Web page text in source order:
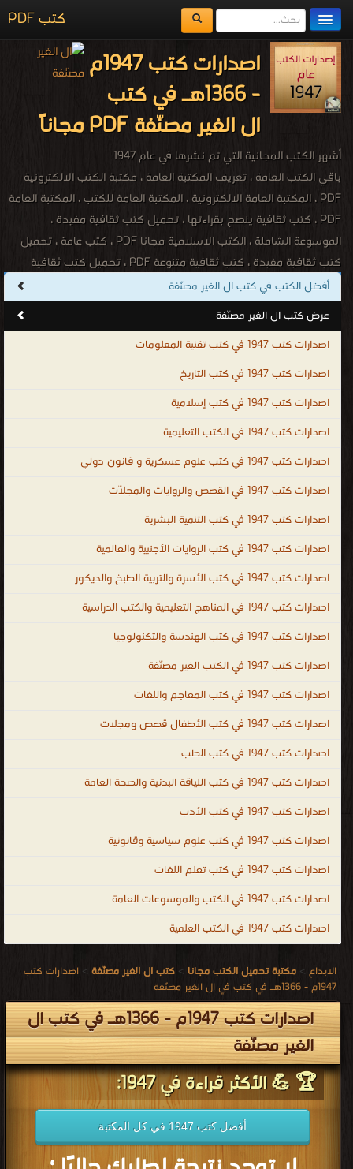
كتب PDF
مكتبة الكتب
المكتبات
يُقرأ حالياً
اضف كتاب
اصدارات كتب 1947م
- 1366هـ في كتب
ال الغير مصنّفة PDF مجاناً
أشهر الكتب المجانية التي تم نشرها في عام 1947
باقي الكتب العامة ، تعريف المكتبة العامة ، مكتبة الكتب الالكترونية
PDF ، المكتبة العامة الالكترونية ، المكتبة العامة للكتب ، المكتبة العامة
PDF ، كتب ثقافية ينصح بقراءتها ، تحميل كتب ثقافية مفيدة ،
الموسوعة الشاملة ، الكتب الاسلامية مجانا PDF ، كتب عامة ، تحميل
كتب ثقافية مفيدة ، كتب ثقافية متنوعة PDF ، تحميل كتب ثقافية
كتب معلومات عامة PDF ، مكتبة الكتب الالكترونية ، كتب متنوعة ، كتب
مصورة ، كتب صوتية ، كتب اون لاين ، كتب عامة للتحميل ، كتب عامة
للقراءة ، كتب عامة مجانية ، كتب اسلامية عامة ، كتب ثقافية عامة ، كتب
عامة فى الطبخ ، كتب عامة فى التاريخ ، كتب عامة فى الشعر ، ال الغير
أفضل الكتب في كتب ال الغير مصنّفة
عرض كتب ال الغير مصنّفة
اصدارات كتب 1947 في كتب تقنية المعلومات
اصدارات كتب 1947 في كتب التاريخ
اصدارات كتب 1947 في كتب إسلامية
اصدارات كتب 1947 في الكتب التعليمية
اصدارات كتب 1947 في كتب علوم عسكرية و قانون دولي
اصدارات كتب 1947 في القصص والروايات والمجلّات
اصدارات كتب 1947 في كتب التنمية البشرية
اصدارات كتب 1947 في كتب الروايات الأجنبية والعالمية
اصدارات كتب 1947 في كتب الأسرة والتربية الطبخ والديكور
اصدارات كتب 1947 في المناهج التعليمية والكتب الدراسية
اصدارات كتب 1947 في كتب الهندسة والتكنولوجيا
اصدارات كتب 1947 في الكتب الغير مصنّفة
اصدارات كتب 1947 في كتب المعاجم واللغات
اصدارات كتب 1947 في كتب الأطفال قصص ومجلات
اصدارات كتب 1947 في كتب الطب
اصدارات كتب 1947 في كتب اللياقة البدنية والصحة العامة
اصدارات كتب 1947 في كتب الأدب
اصدارات كتب 1947 في كتب علوم سياسية وقانونية
اصدارات كتب 1947 في كتب تعلم اللغات
اصدارات كتب 1947 في الكتب والموسوعات العامة
اصدارات كتب 1947 في الكتب العلمية
الابداع > مكتبة تحميل الكتب مجانا > كتب ال الغير مصنّفة > اصدارات كتب
1947م - 1366هـ في كتب في ال الغير مصنّفة
اصدارات كتب 1947م - 1366هـ في كتب ال
الغير مصنّفة
🏆 💪 الأكثر قراءة في 1947:
أفضل كتب 1947 في كل المكتبة